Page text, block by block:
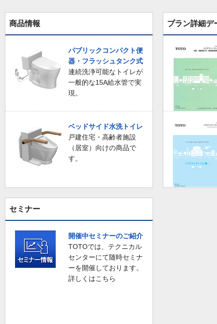
商品情報
パブリックコンパクト便
器・フラッシュタンク式
連続洗浄可能なトイレが
一般的な15A給水管で実
現。
ベッドサイド水洗トイレ
戸建住宅・高齢者施設
（居室）向けの商品で
す。
プラン詳細デ
セミナー
開催中セミナーのご紹介
TOTOでは、テクニカル
センターにて随時セミナ
ーを開催しております。
詳しくはこちら